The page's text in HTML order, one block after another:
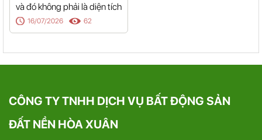
và đó không phải là diện tích
16/07/2026 62
CÔNG TY TNHH DỊCH VỤ BẤT ĐỘNG SẢN
ĐẤT NỀN HÒA XUÂN